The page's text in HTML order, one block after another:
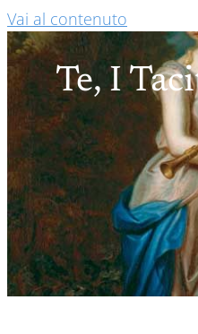
Vai al contenuto
Te, I